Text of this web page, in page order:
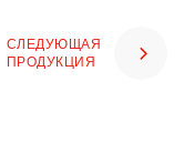
СЛЕДУЮЩАЯ
ПРОДУКЦИЯ